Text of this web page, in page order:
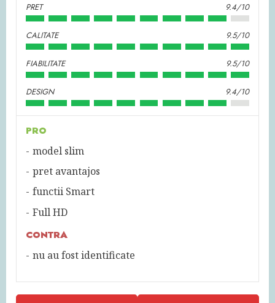
PRET 9.4/10
CALITATE 9.5/10
FIABILITATE 9.5/10
DESIGN 9.4/10
PRO
model slim
pret avantajos
functii Smart
Full HD
CONTRA
nu au fost identificate